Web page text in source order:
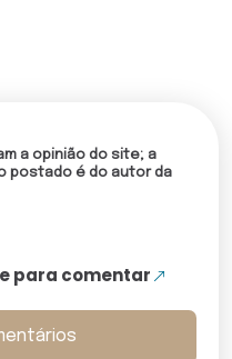
a opinião do site; a
postado é do autor da
para comentar